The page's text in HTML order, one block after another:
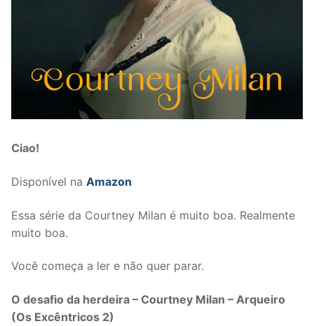
Ciao!
Disponível na Amazon
Essa série da Courtney Milan é muito boa. Realmente
muito boa.
Você começa a ler e não quer parar.
O desafio da herdeira – Courtney Milan – Arqueiro
(Os Excêntricos 2)